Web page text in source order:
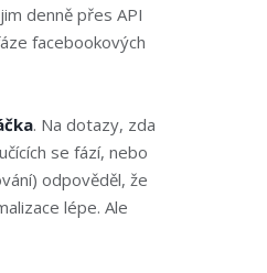
denně přes API
facebookových
. Na dotazy, zda
se fází, nebo
odpověděl, že
lépe. Ale